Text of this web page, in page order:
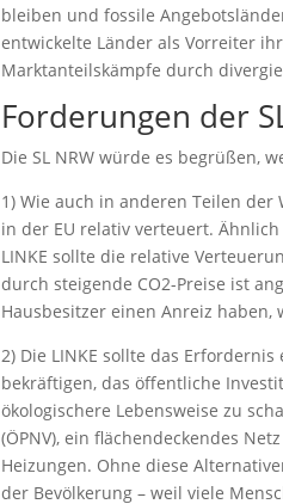
bleiben und fossile
entwickelte Länder als Vorreiter
Marktanteilskämpfe durch
Forderungen der
Die SL NRW würde es begrüßen,
1) Wie auch in anderen Teilen
in der EU relativ verteuert.
LINKE sollte die relative
durch steigende CO2-Preise ist
Hausbesitzer einen Anreiz haben,
2) Die LINKE sollte das
bekräftigen, das öffentliche
ökologischere Lebensweise zu
(ÖPNV), ein flächendeckendes
Heizungen. Ohne diese
der Bevölkerung – weil viele